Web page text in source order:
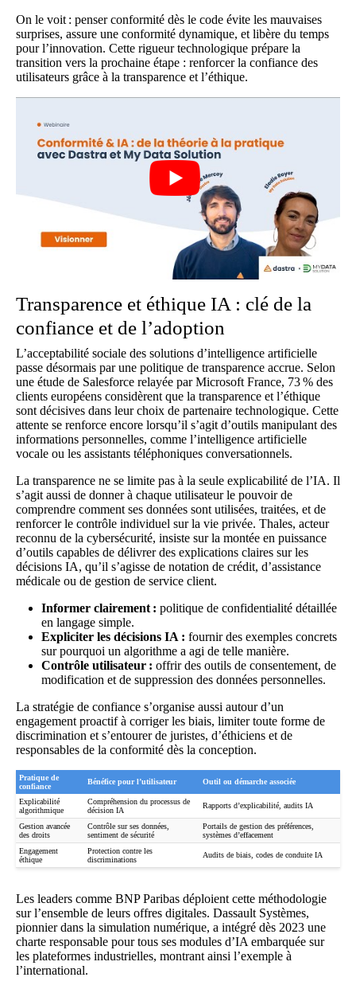
On le voit : penser conformité dès le code évite les mauvaises
surprises, assure une conformité dynamique, et libère du temps
pour l’innovation. Cette rigueur technologique prépare la
transition vers la prochaine étape : renforcer la confiance des
utilisateurs grâce à la transparence et l’éthique.
Transparence et éthique IA : clé de la
confiance et de l’adoption
L’acceptabilité sociale des solutions d’intelligence artificielle
passe désormais par une politique de transparence accrue. Selon
une étude de Salesforce relayée par Microsoft France, 73 % des
clients européens considèrent que la transparence et l’éthique
sont décisives dans leur choix de partenaire technologique. Cette
attente se renforce encore lorsqu’il s’agit d’outils manipulant des
informations personnelles, comme l’intelligence artificielle
vocale ou les assistants téléphoniques conversationnels.
La transparence ne se limite pas à la seule explicabilité de l’IA. Il
s’agit aussi de donner à chaque utilisateur le pouvoir de
comprendre comment ses données sont utilisées, traitées, et de
renforcer le contrôle individuel sur la vie privée. Thales, acteur
reconnu de la cybersécurité, insiste sur la montée en puissance
d’outils capables de délivrer des explications claires sur les
décisions IA, qu’il s’agisse de notation de crédit, d’assistance
médicale ou de gestion de service client.
Informer clairement : politique de confidentialité détaillée
en langage simple.
Expliciter les décisions IA : fournir des exemples concrets
sur pourquoi un algorithme a agi de telle manière.
Contrôle utilisateur : offrir des outils de consentement, de
modification et de suppression des données personnelles.
La stratégie de confiance s’organise aussi autour d’un
engagement proactif à corriger les biais, limiter toute forme de
discrimination et s’entourer de juristes, d’éthiciens et de
responsables de la conformité dès la conception.
Pratique de
confiance
Bénéfice pour l’utilisateur Outil ou démarche associée
Explicabilité
algorithmique
Compréhension du processus de
décision IA
Rapports d’explicabilité, audits IA
Gestion avancée
des droits
Contrôle sur ses données,
sentiment de sécurité
Portails de gestion des préférences,
systèmes d’effacement
Engagement
éthique
Protection contre les
discriminations
Audits de biais, codes de conduite IA
Les leaders comme BNP Paribas déploient cette méthodologie
sur l’ensemble de leurs offres digitales. Dassault Systèmes,
pionnier dans la simulation numérique, a intégré dès 2023 une
charte responsable pour tous ses modules d’IA embarquée sur
les plateformes industrielles, montrant ainsi l’exemple à
l’international.